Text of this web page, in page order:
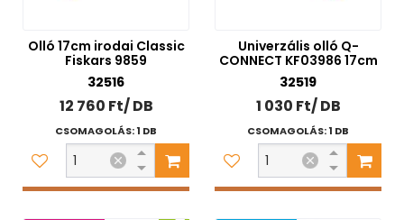
Olló 17cm irodai Classic
Fiskars 9859
32516
12 760 Ft/ DB
CSOMAGOLÁS: 1 DB
Univerzális olló Q-
CONNECT KF03986 17cm
32519
1 030 Ft/ DB
CSOMAGOLÁS: 1 DB